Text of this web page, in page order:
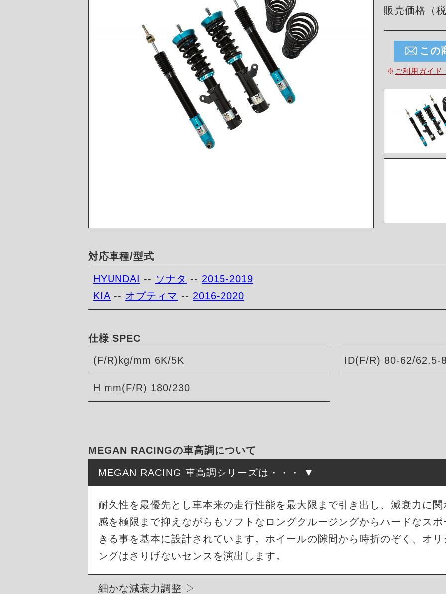
販売価格（
この
※ ご利用ガイド
対応車種/型式
HYUNDAI -- ソナタ -- 2015-2019
KIA -- オプティマ -- 2016-2020
仕様 SPEC
(F/R)kg/mm 6K/5K ID(F/R) 80-62/62.5-
H mm(F/R) 180/230
MEGAN RACINGの車高調について
MEGAN RACING 車高調シリーズは・・・
耐久性を最優先とし車本来の走行性能を最大限まで引き出し、減衰力に
感を極限まで抑えながらもソフトなロングクルージングからハードなス
きる事を基本に設計されています。ホイールの隙間から時折のぞく、オ
ングはさりげないセンスを演出します。
細かな減衰力調整